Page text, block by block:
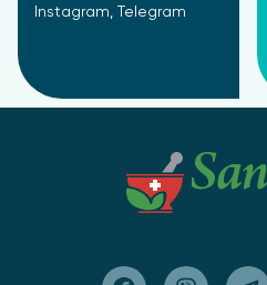
Instagram, Telegram